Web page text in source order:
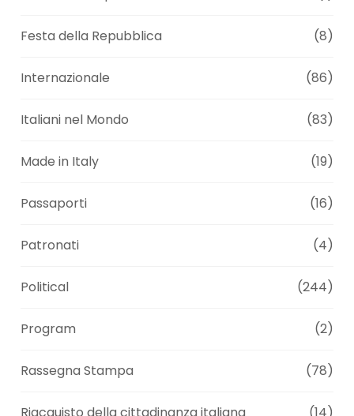
Festa della Repubblica (8)
Internazionale (86)
Italiani nel Mondo (83)
Made in Italy (19)
Passaporti (16)
Patronati (4)
Political (244)
Program (2)
Rassegna Stampa (78)